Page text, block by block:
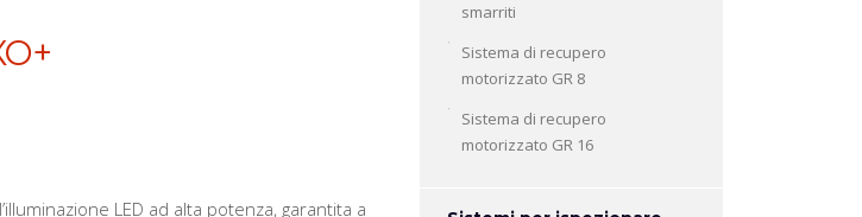
LED ad alta potenza, garantita a
smarriti
Sistema di recupero
motorizzato GR 8
Sistema di recupero
motorizzato GR 16